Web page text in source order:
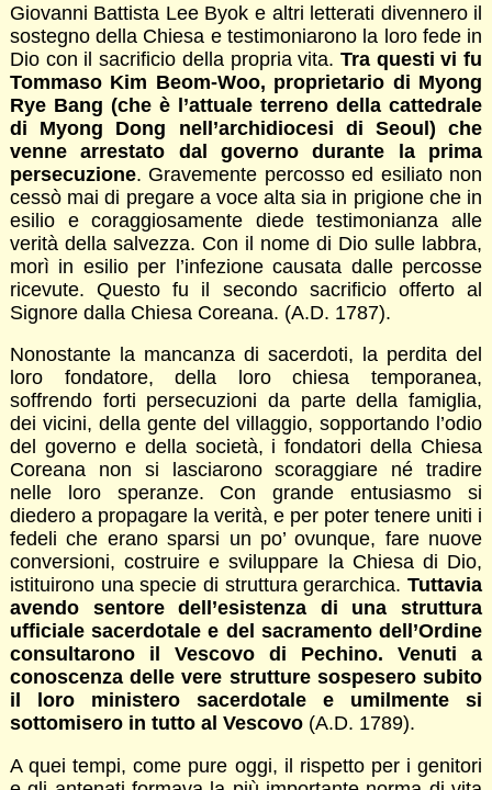
Giovanni Battista Lee Byok e altri letterati divennero il
sostegno della Chiesa e testimoniarono la loro fede in
Dio con il sacrificio della propria vita. Tra questi vi fu
Tommaso Kim Beom-Woo, proprietario di Myong
Rye Bang (che è l’attuale terreno della cattedrale
di Myong Dong nell’archidiocesi di Seoul) che
venne arrestato dal governo durante la prima
persecuzione. Gravemente percosso ed esiliato non
cessò mai di pregare a voce alta sia in prigione che in
esilio e coraggiosamente diede testimonianza alle
verità della salvezza. Con il nome di Dio sulle labbra,
morì in esilio per l’infezione causata dalle percosse
ricevute. Questo fu il secondo sacrificio offerto al
Signore dalla Chiesa Coreana. (A.D. 1787).
Nonostante la mancanza di sacerdoti, la perdita del
loro fondatore, della loro chiesa temporanea,
soffrendo forti persecuzioni da parte della famiglia,
dei vicini, della gente del villaggio, sopportando l’odio
del governo e della società, i fondatori della Chiesa
Coreana non si lasciarono scoraggiare né tradire
nelle loro speranze. Con grande entusiasmo si
diedero a propagare la verità, e per poter tenere uniti i
fedeli che erano sparsi un po’ ovunque, fare nuove
conversioni, costruire e sviluppare la Chiesa di Dio,
istituirono una specie di struttura gerarchica.Tuttavia
avendo sentore dell’esistenza di una struttura
ufficiale sacerdotale e del sacramento dell’Ordine
consultarono il Vescovo di Pechino. Venuti a
conoscenza delle vere strutture sospesero subito
il loro ministero sacerdotale e umilmente si
sottomisero in tutto al Vescovo(A.D. 1789).
A quei tempi, come pure oggi, il rispetto per i genitori